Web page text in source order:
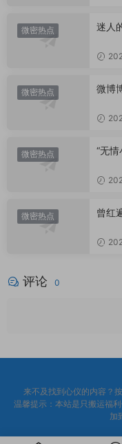
微密热点
迷人
微密热点
微博
微密热点
“无
微密热点
曾红
评论 0
来不及找到心仪的内容？按
温馨提示：本站是只搬运福
加